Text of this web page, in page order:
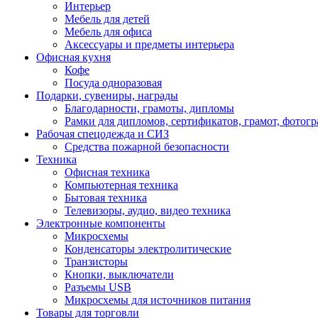
Интерьер
Мебель для детей
Мебель для офиса
Аксессуары и предметы интерьера
Офисная кухня
Кофе
Посуда одноразовая
Подарки, сувениры, награды
Благодарности, грамоты, дипломы
Рамки для дипломов, сертификатов, грамот,
Рабочая спецодежда и СИЗ
Средства пожарной безопасности
Техника
Офисная техника
Компьютерная техника
Бытовая техника
Телевизоры, аудио, видео техника
Электронные компоненты
Микросхемы
Конденсаторы электролитические
Транзисторы
Кнопки, выключатели
Разъемы USB
Микросхемы для источников питания
Товары для торговли